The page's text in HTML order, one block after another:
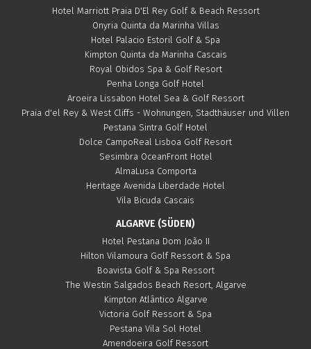
Hotel Marriott Praia D'El Rey Golf & Beach Ressort
Onyria Quinta da Marinha Villas
Hotel Palacio Estoril Golf & Spa
Kimpton Quinta da Marinha Cascais
Royal Obidos Spa & Golf Resort
Penha Longa Golf Hotel
Aroeira Lissabon Hotel Sea & Golf Ressort
Praia d'el Rey & West Cliffs - Wohnungen, Stadthäuser und Villen
Pestana Sintra Golf Hotel
Dolce CampoReal Lisboa Golf Resort
Sesimbra OceanFront Hotel
AlmaLusa Comporta
Heritage Avenida Liberdade Hotel
Vila Bicuda Cascais
ALGARVE (SÜDEN)
Hotel Pestana Dom João II
Hilton Vilamoura Golf Ressort & Spa
Boavista Golf & Spa Ressort
The Westin Salgados Beach Resort, Algarve
Kimpton Atlântico Algarve
Victoria Golf Ressort & Spa
Pestana Vila Sol Hotel
Amendoeira Golf Ressort